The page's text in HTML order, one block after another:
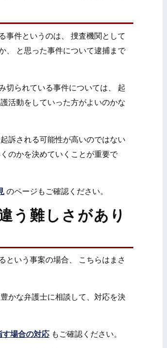
事件というのは、 捜査機関として
、 と思った事件について逮捕まで
切られている事件については、 起
活動をしていった方がよいのかな
訴される可能性が高いのではない
のかを決めていくことが重要で
のページもご確認ください。
う難しさがあり
という事案の場合、 こちらはまさ
かな弁護士に相談して、対応を決
す場合の対応 もご確認ください。